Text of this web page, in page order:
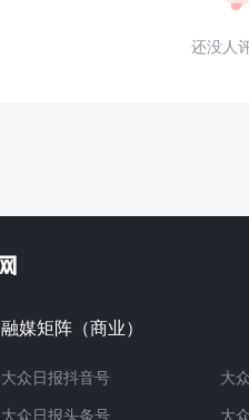
还没人
融媒矩阵（商业）
大众日报抖音号
大众日报头条号
大
大